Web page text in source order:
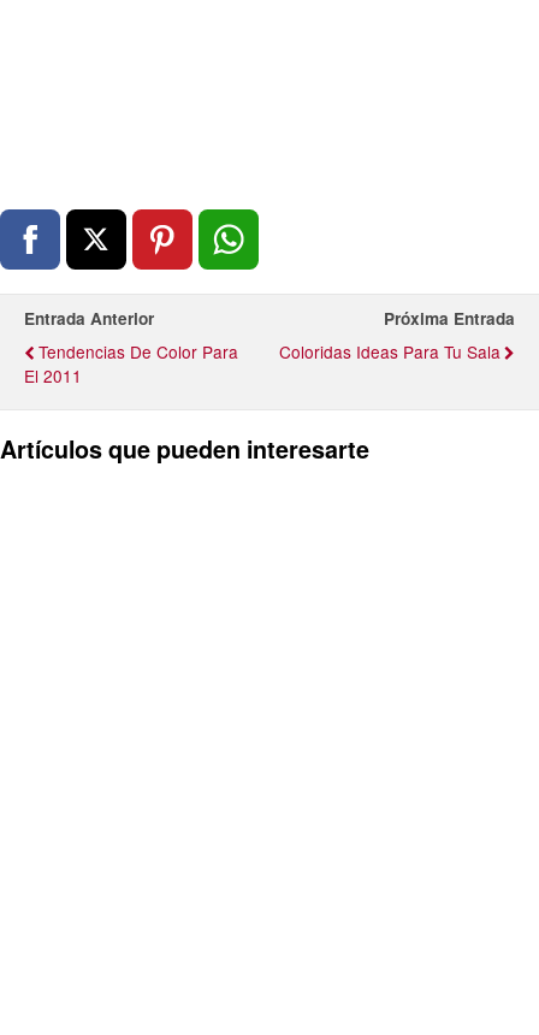
Entrada Anterior
Tendencias De Color Para
El 2011
Próxima Entrada
Coloridas Ideas Para Tu Sala
Artículos que pueden interesarte